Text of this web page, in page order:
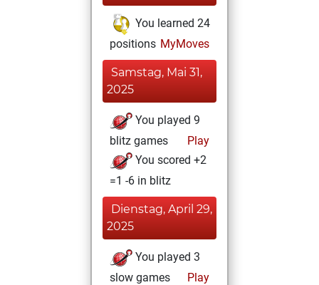
You learned 24
positions MyMoves
Samstag, Mai 31,
2025
You played 9
blitz games
Play
You scored +2
=1 -6 in blitz
Dienstag, April 29,
2025
You played 3
slow games
Play